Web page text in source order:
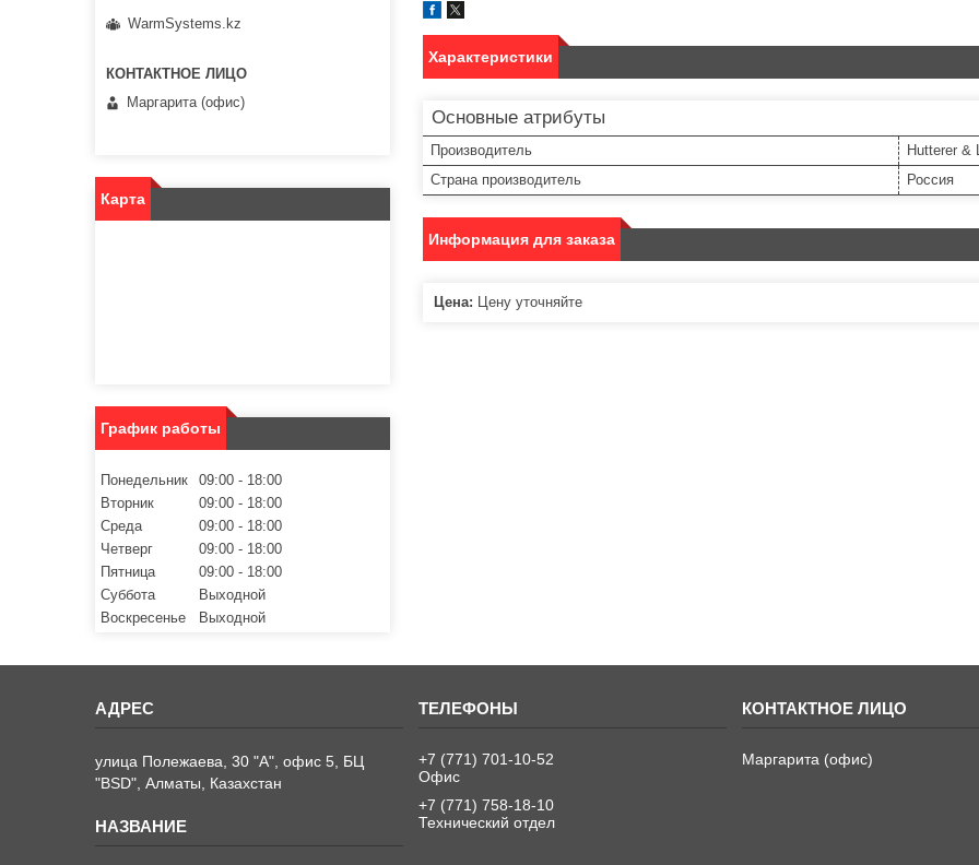
Характеристики
Основные атрибуты
Производитель
Hutterer &
Страна производитель
Россия
Информация для заказа
Цена: Цену уточняйте
WarmSystems.kz
Маргарита (офис)
Карта
График работы
Понедельник 09:00
18:00
Вторник
09:00
18:00
Среда
09:00
18:00
Четверг
09:00
18:00
Пятница
09:00
18:00
Суббота
Выходной
Воскресенье
Выходной
улица Полежаева, 30 "А", офис 5, БЦ
"BSD", Алматы, Казахстан
+7 (771) 701-10-52
Офис
+7 (771) 758-18-10
Технический отдел
Маргарита (офис)